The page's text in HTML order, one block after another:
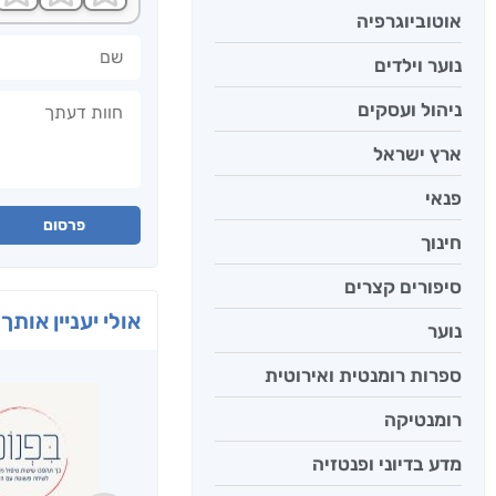
אוטוביוגרפיה
נוער וילדים
ניהול ועסקים
ארץ ישראל
פנאי
חינוך
סיפורים קצרים
נוער
ספרות רומנטית ואירוטית
רומנטיקה
מדע בדיוני ופנטזיה
פרסום
אולי יעניין